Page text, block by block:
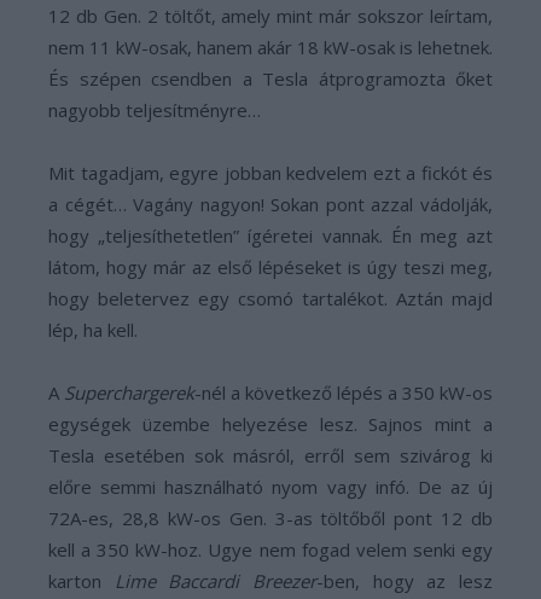
12 db Gen. 2 töltőt, amely mint már sokszor leírtam,
nem 11 kW-osak, hanem akár 18 kW-osak is lehetnek.
És szépen csendben a Tesla átprogramozta őket
nagyobb teljesítményre…
Mit tagadjam, egyre jobban kedvelem ezt a fickót és
a cégét… Vagány nagyon! Sokan pont azzal vádolják,
hogy „teljesíthetetlen” ígéretei vannak. Én meg azt
látom, hogy már az első lépéseket is úgy teszi meg,
hogy beletervez egy csomó tartalékot. Aztán majd
lép, ha kell.
A Superchargerek-nél a következő lépés a 350 kW-os
egységek üzembe helyezése lesz. Sajnos mint a
Tesla esetében sok másról, erről sem szivárog ki
előre semmi használható nyom vagy infó. De az új
72A-es, 28,8 kW-os Gen. 3-as töltőből pont 12 db
kell a 350 kW-hoz. Ugye nem fogad velem senki egy
karton
Lime Baccardi Breezer-ben, hogy az lesz